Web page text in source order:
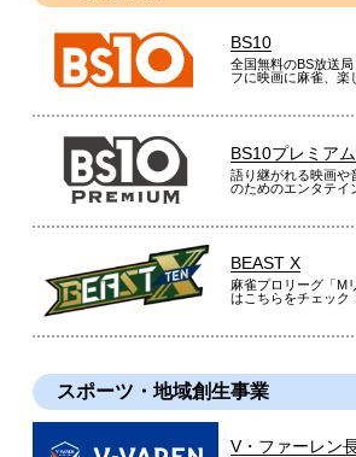
BS10
全国無料のBS放送
フに映画に麻雀、楽
BS10プレミアム
語り継がれる映画や
のためのエンタテイ
BEAST X
麻雀プロリーグ「M
はこちらをチェック！
スポーツ・地域創生事業
V・ファーレン